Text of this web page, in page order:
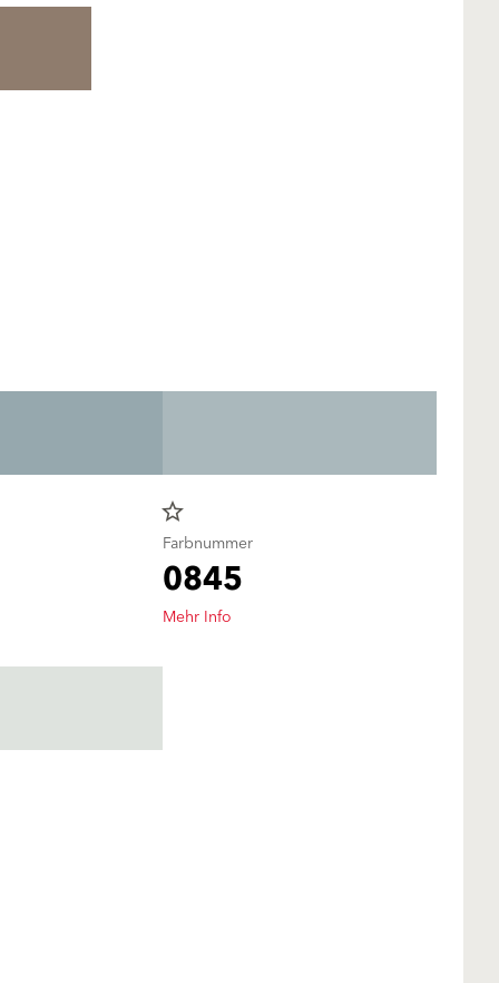
star_border
Farbnummer
0845
Mehr Info